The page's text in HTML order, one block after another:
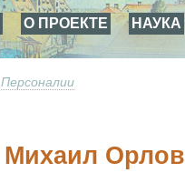
О ПРОЕКТЕ НАУКА
Персоналии
Михаил Орлов